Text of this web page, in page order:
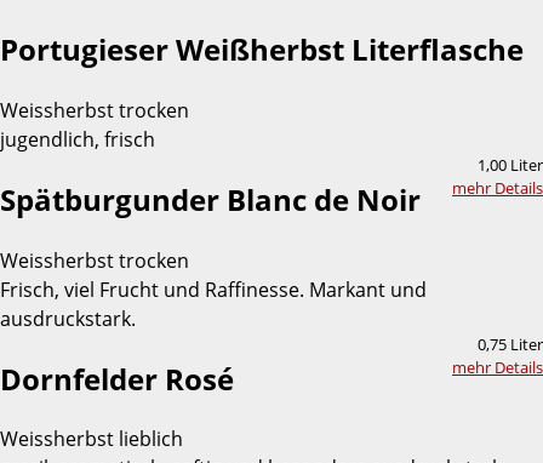
Portugieser Weißherbst Literflasche
Weissherbst trocken
jugendlich, frisch
1,00 Liter
mehr Details
Spätburgunder Blanc de Noir
Weissherbst trocken
Frisch, viel Frucht und Raffinesse. Markant und
ausdruckstark.
0,75 Liter
mehr Details
Dornfelder Rosé
Weissherbst lieblich